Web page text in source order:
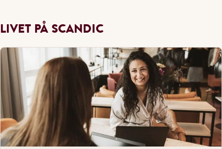
LIVET PÅ SCANDIC